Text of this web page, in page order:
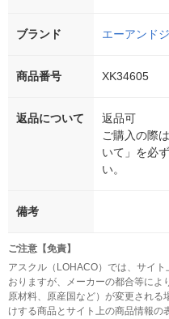
ブランド エーアンド
商品番号 XK34605
返品について
返品可
ご購入の際
いて」を必
い。
備考
ご注意【免責】
アスクル（LOHACO）では、サイ
おりますが、メーカーの都合等によ
原材料、原産国など）が変更される
けする商品とサイト上の商品情報の